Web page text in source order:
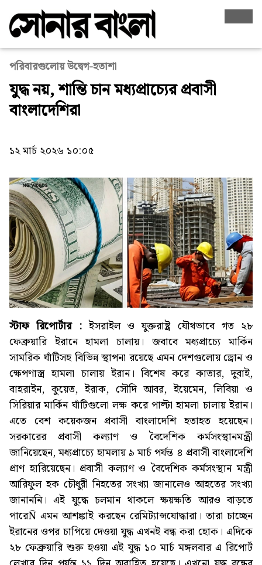
পরিবারগুলোয় উদ্বেগ-হতাশা
যুদ্ধ নয়, শান্তি চান মধ্যপ্রাচ্যের প্রবাসী
বাংলাদেশিরা
১২ মার্চ ২০২৬ ১০:০৫
স্টাফ রিপোর্টার :ইসরাইল ও যুক্তরাষ্ট্র যৌথভাবে গত ২৮
ফেব্রুয়ারি ইরানে হামলা চালায়। জবাবে মধ্যপ্রাচ্যে মার্কিন
সামরিক ঘাঁটিসহ বিভিন্ন স্থাপনা রয়েছে এমন দেশগুলোয় ড্রোন ও
ক্ষেপণাস্ত্র হামলা চালায় ইরান। বিশেষ করে কাতার, দুবাই,
বাহরাইন, কুয়েত, ইরাক, সৌদি আবর, ইয়েমেন, লিবিয়া ও
সিরিয়ার মার্কিন ঘাঁটিগুলো লক্ষ করে পাল্টা হামলা চালায় ইরান।
এতে বেশ কয়েকজন প্রবাসী বাংলাদেশি হতাহত হয়েছেন।
সরকারের প্রবাসী কল্যাণ ও বৈদেশিক কর্মসংস্থানমন্ত্রী
জানিয়েছেন, মধ্যপ্রাচ্যে হামলায় ৯ মার্চ পর্যন্ত ৪ প্রবাসী বাংলাদেশি
প্রাণ হারিয়েছেন। প্রবাসী কল্যাণ ও বৈদেশিক কর্মসংস্থান মন্ত্রী
আরিফুল হক চৌধুরী নিহতের সংখ্যা জানালেও আহতের সংখ্যা
জানাননি। এই যুদ্ধে চলমান থাকলে ক্ষয়ক্ষতি আরও বাড়তে
পারেÑ এমন আশঙ্কাই করছেন রেমিট্যান্সযোদ্ধারা। তারা চাচ্ছেন
ইরানের ওপর চাপিয়ে দেওয়া যুদ্ধ এখনই বন্ধ করা হোক। এদিকে
২৮ ফেব্রুয়ারি শুরু হওয়া এই যুদ্ধ ১০ মার্চ মঙ্গলবার এ রিপোর্ট